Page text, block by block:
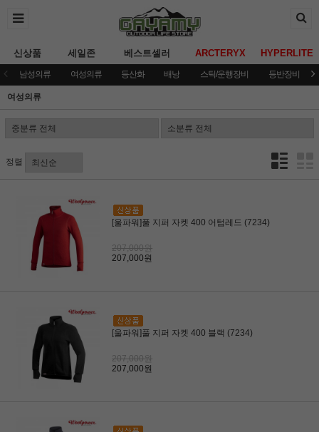
신상품 세일존 베스트셀러 ARCTERYX HYPERLITE
남성의류 여성의류 등산화 배낭 스틱/운행장비 등반장비
여성의류
정렬
[울파워]풀 지퍼 자켓 400 어텀레드 (7234)
207,000원
207,000원
[울파워]풀 지퍼 자켓 400 블랙 (7234)
207,000원
207,000원